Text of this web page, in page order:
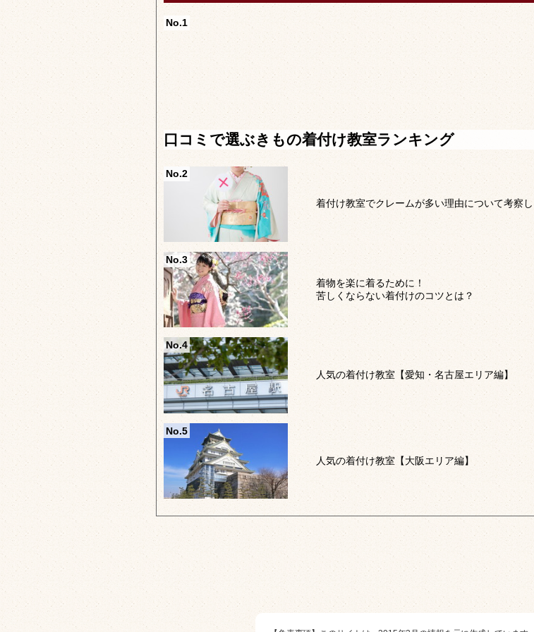
No.1
口コミで選ぶきもの着付け教室ランキング
No.2
着付け教室でクレームが多い理由について考察
No.3
着物を楽に着るために！
苦しくならない着付けのコツとは？
No.4
人気の着付け教室【愛知・名古屋エリア編】
No.5
人気の着付け教室【大阪エリア編】